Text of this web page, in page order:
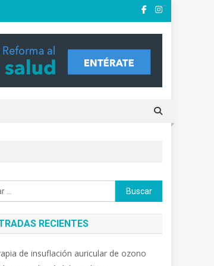
Buscar:
RECIENTES
de insuflación auricular de ozono